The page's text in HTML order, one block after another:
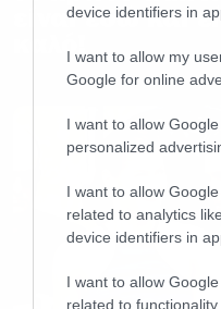
device identifiers in
I want to allow my
Google for online
I want to allow
personalized
I want to allow
related to analytics
device identifiers in
I want to allow
related to
είναι εδώ και
καλό!